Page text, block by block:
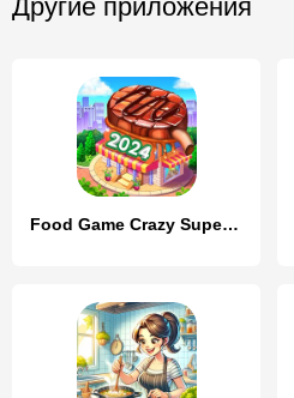
Другие приложения
Food Game Crazy Super Chef